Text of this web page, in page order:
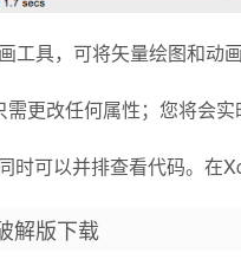
工具，可将矢量绘图和动
更改任何属性；您将会实
可以并排查看代码。在
解版下载